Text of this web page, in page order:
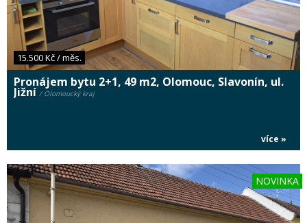
15.500 Kč / měs.
Pronájem bytu 2+1, 49 m2, Olomouc, Slavonín, ul.
Jižní / Olomoucký kraj
více »
NOVINKA